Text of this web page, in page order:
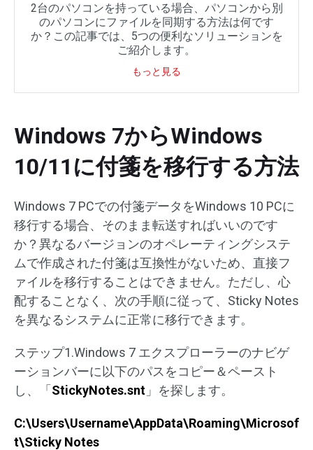
2台のパソコンを持っている場合、パソコンから別
のパソコンにファイルを同期する方法は何です
か？この記事では、5つの便利なソリューションを
ご紹介します。
もっと見る
Windows 7からWindows
10/11に付箋を移行する方法
Windows 7 PCでの付箋データをWindows 10 PCに
移行する場合、そのまま転送すればいいのです
か？異なるバージョンのオペレーティングシステ
ムで作成された付箋は互換性がないため、直接フ
ァイルを移行することはできません。ただし、心
配することなく、次の手順に従って、Sticky Notes
を異なるシステムに正常に移行できます。
ステップ1.Windows 7 エクスプローラーのナビゲ
ーションバーに以下のパスをコピー＆ペースト
し、「 StickyNotes.snt 」を探します。
C:\Users\Username\AppData\Roaming\Microsof
t\Sticky Notes